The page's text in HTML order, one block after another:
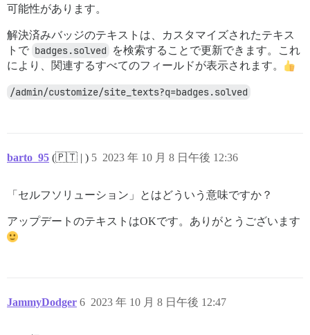
可能性があります。
解決済みバッジのテキストは、カスタマイズされたテキス
トで badges.solved
を検索することで更新できます。これ
により、関連するすべてのフィールドが表示されます。
/admin/customize/site_texts?q=badges.solved
barto_95 (🇵🇹 | ) 2023 年 10 月 8 日午後 12:36
5
「セルフソリューション」とはどういう意味ですか？
アップデートのテキストはOKです。ありがとうございます
JammyDodger 2023 年 10 月 8 日午後 12:47
6